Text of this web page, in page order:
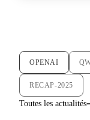
OPENAI
RECAP-2025
Toutes les actualités